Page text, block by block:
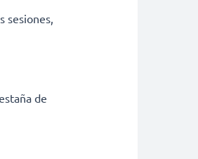
sesiones,
de